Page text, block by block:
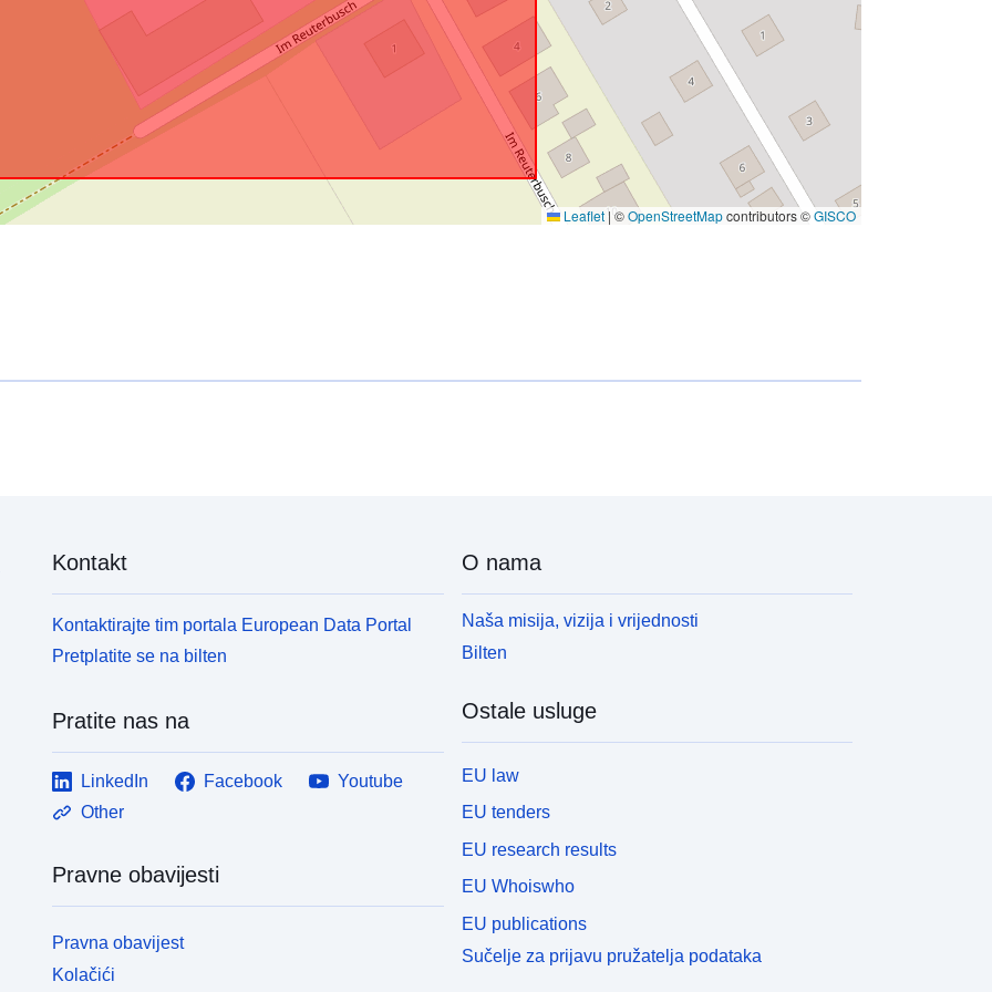
Leaflet| ©OpenStreetMapcontributors ©GISCO
Kontakt
Kontaktirajte tim portala European Data Portal
Pretplatite se na bilten
Pratite nas na
LinkedIn Facebook
Youtube
Other
Pravne obavijesti
Pravna obavijest
Kolačići
O nama
Naša misija, vizija i vrijednosti
Bilten
Ostale usluge
EU law
EU tenders
EU research results
EU Whoiswho
EU publications
Sučelje za prijavu pružatelja podataka